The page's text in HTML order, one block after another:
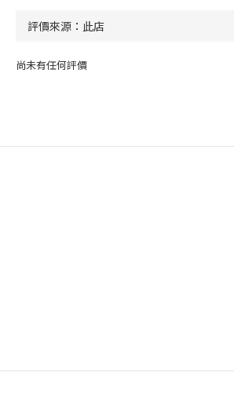
尚未有任何評價